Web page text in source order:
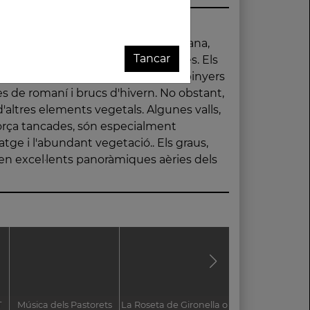
Tancar
Música dels Pastorets La Roseta de Gironella o